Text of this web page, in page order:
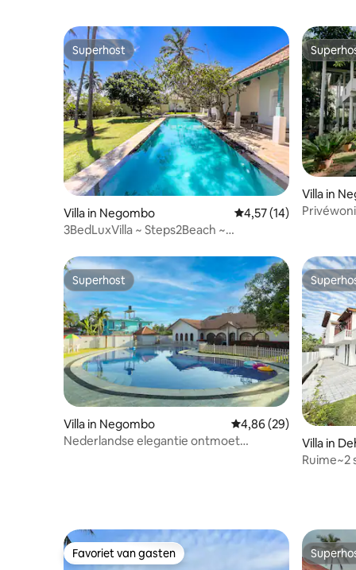
Superhost
Superhost
Villa in Negombo Gemiddelde
4,57 (14)
3BedLuxVilla ~ Steps2Beach ~
Villa in
Superhost
Superhost
Villa in Negombo Gemiddelde
4,86 (29)
Nederlandse elegantie ontmoet
Villa in
a
Ruime~2
Favoriet van gasten
Favoriet van gasten